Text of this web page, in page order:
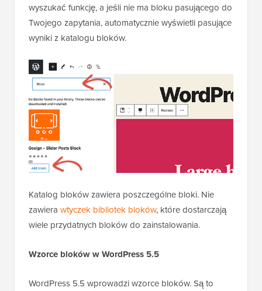
wyszukać funkcję, a jeśli nie ma bloku pasującego do
Twojego zapytania, automatycznie wyświetli pasujące
wyniki z katalogu bloków.
Katalog bloków zawiera poszczególne bloki. Nie
zawiera wtyczek bibliotek bloków, które dostarczają
wiele przydatnych bloków do zainstalowania.
Wzorce bloków w WordPress 5.5
WordPress 5.5 wprowadzi wzorce bloków. Są to